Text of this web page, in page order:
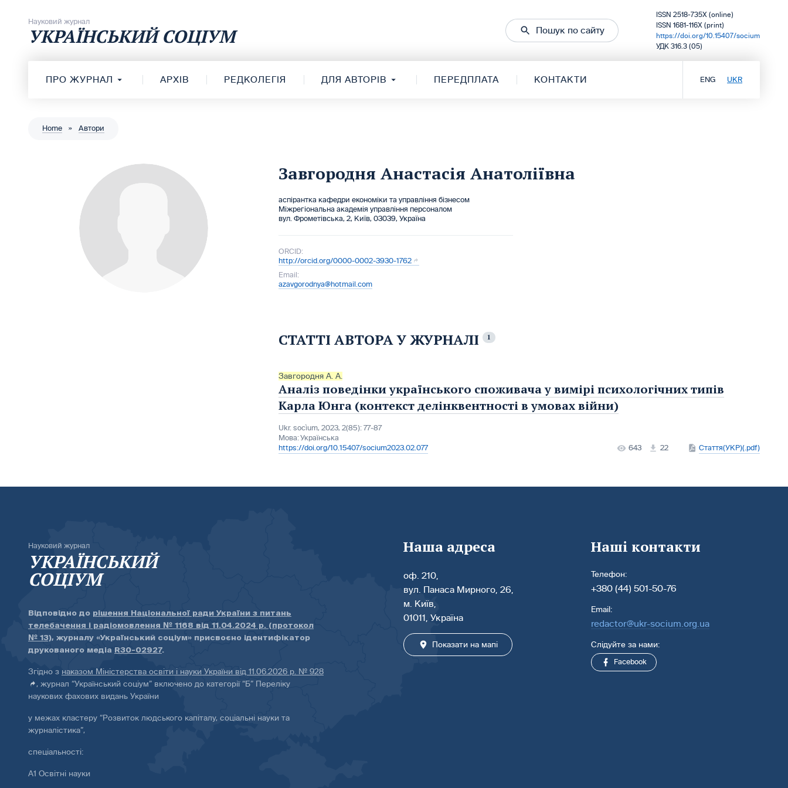
Науковий журнал
УКРАЇНСЬКИЙ СОЦІУМ Пошук по сайту
ISSN 2518-735X (online)
ISSN 1681-116X (print)
https://doi.org/10.15407/socium
УДК 316.3 (05)
ПРО ЖУРНАЛ АРХІВ РЕДКОЛЕГІЯ ДЛЯ АВТОРІВ ПЕРЕДПЛАТА КОНТАКТИ ENG UKR
Home » Автори
Завгородня Анастасія Анатоліївна
аспірантка кафедри економіки та управління бізнесом
Міжрегіональна академія управління персоналом
вул. Фрометівська, 2, Київ, 03039, Україна
ORCID:
http://orcid.org/0000-0002-3930-1762
Email:
azavgorodnya@hotmail.com
СТАТТІ АВТОРА У ЖУРНАЛІ 1
Завгородня А. А.
Аналіз поведінки українського споживача у вимірі психологічних типів
Карла Юнга (контекст делінквентності в умовах війни)
Ukr. socìum, 2023, 2(85): 77-87
Мова:Українська
https://doi.org/10.15407/socium2023.02.077
643 22 Стаття(УКР)(.pdf)
Науковий журнал
УКРАЇНСЬКИЙ
СОЦІУМ
Відповідно до рішення Національної ради України з питань
телебачення і радіомовлення № 1168 від 11.04.2024 р. (протокол
№ 13), журналу «Український соціум» присвоєно ідентифікатор
друкованого медіа R30-02927.
Згідно з наказом Міністерства освіти і науки України від 11.06.2026 р. № 928
, журнал “Український соціум” включено до категорії “Б” Переліку
наукових фахових видань України
у межах кластеру “Розвиток людського капіталу, соціальні науки та
журналістика”,
спеціальності:
А1 Освітні науки
Наша адреса
оф. 210,
вул. Панаса Мирного, 26,
м. Київ,
01011, Україна
Показати на мапі
Наші контакти
Телефон:
+380 (44) 501-50-76
Email:
redactor@ukr-socium.org.ua
Слідуйте за нами:
Facebook